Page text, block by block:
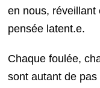
en nous, réveillant
pensée latent.e.
Chaque foulée,
sont autant de